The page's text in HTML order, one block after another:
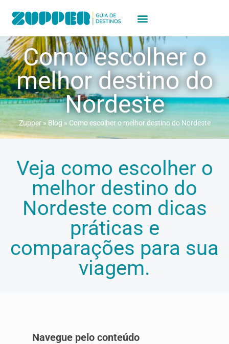
Como escolher o
melhor destino do
Nordeste
Zupper» Blog » Como escolher o melhor destino do Nordeste
Veja como escolher o
melhor destino do
Nordeste com dicas
práticas e
comparações para sua
viagem.
Navegue pelo conteúdo